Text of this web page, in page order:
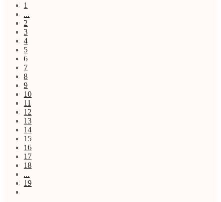
1
...
2
3
4
5
6
7
8
9
10
11
12
13
14
15
16
17
18
...
19